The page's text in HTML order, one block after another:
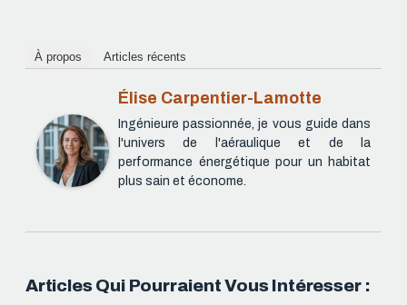
À propos Articles récents
Élise Carpentier-Lamotte
Ingénieure passionnée, je vous guide dans
l'univers de l'aéraulique et de la
performance énergétique pour un habitat
plus sain et économe.
Articles Qui Pourraient Vous Intéresser :